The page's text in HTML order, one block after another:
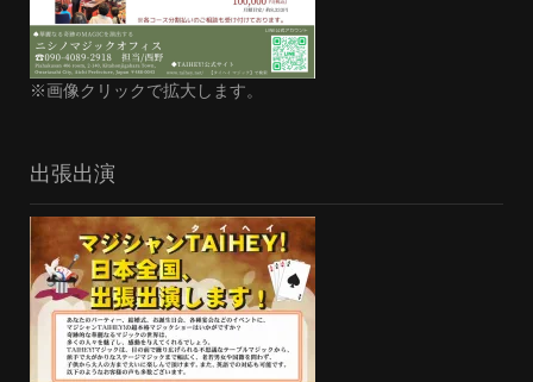
※画像クリックで拡大します。
出張出演